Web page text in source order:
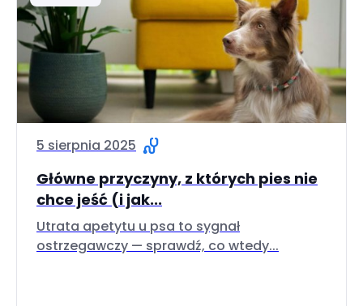
5 sierpnia 2025
Główne przyczyny, z których pies nie
chce jeść (i jak...
Utrata apetytu u psa to sygnał
ostrzegawczy — sprawdź, co wtedy...